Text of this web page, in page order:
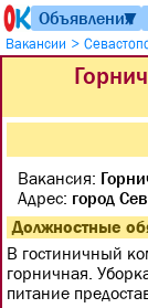
Объявления
▼
Вакансии >
Вакансия:
Адрес: город
Должностные
В гостиничный
горничная.
питание